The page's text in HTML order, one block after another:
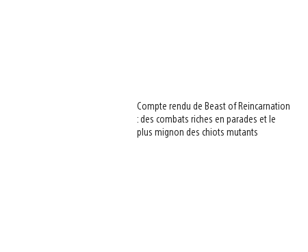
Compte rendu de Beast of Reincarnation
: des combats riches en parades et le
plus mignon des chiots mutants